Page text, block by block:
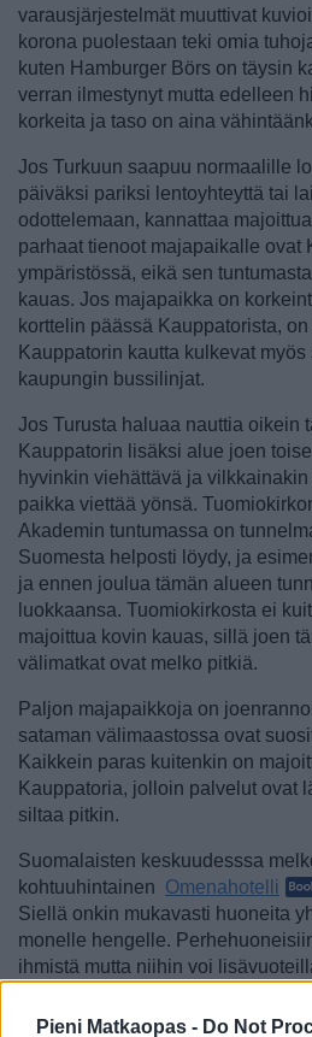
Pieni Matkaopas - Do Not
varausjärjestelmät muuttivat
korona puolestaan teki omia
kuten Hamburger Börs on täysin
verran ilmestynyt mutta edelleen
korkeita ja taso on aina
Jos Turkuun saapuu normaalille
päiväksi pariksi lentoyhteyttä tai
odottelemaan, kannattaa
parhaat tienoot majapaikalle ovat
ympäristössä, eikä sen
kauas. Jos majapaikka on
korttelin päässä Kauppatorista,
Kauppatorin kautta kulkevat
kaupungin bussilinjat.
Jos Turusta haluaa nauttia oikein
Kauppatorin lisäksi alue joen
hyvinkin viehättävä ja
paikka viettää yönsä.
Akademin tuntumassa on
Suomesta helposti löydy, ja
ja ennen joulua tämän alueen
luokkaansa. Tuomiokirkosta ei
majoittua kovin kauas, sillä joen
välimatkat ovat melko pitkiä.
Paljon majapaikkoja on
sataman välimaastossa ovat
Kaikkein paras kuitenkin on
Kauppatoria, jolloin palvelut ovat
siltaa pitkin.
Suomalaisten keskuudesssa
kohtuuhintainen Omenahotelli
Siellä onkin mukavasti huoneita
monelle hengelle.
ihmistä mutta niihin voi